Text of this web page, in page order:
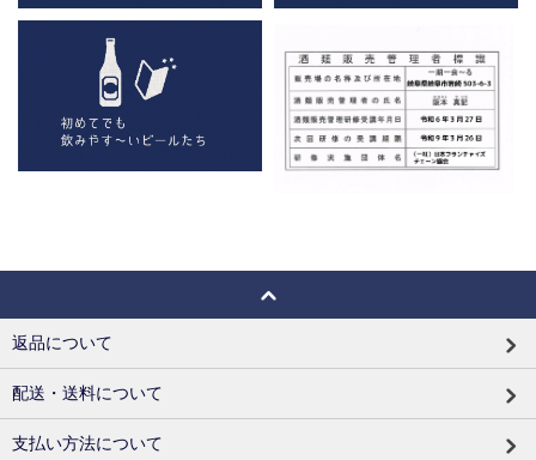
返品について
配送・送料について
支払い方法について